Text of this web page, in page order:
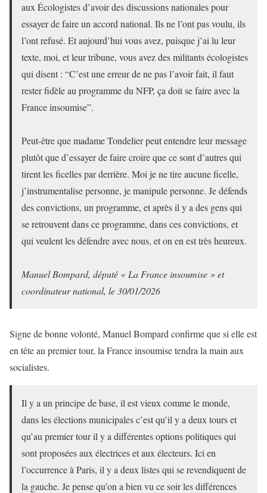
aux Écologistes d’avoir des discussions nationales pour
essayer de faire un accord national. Ils ne l’ont pas voulu, ils
l’ont refusé. Et aujourd’hui vous avez, puisque j’ai lu leur
texte, moi, et leur tribune, vous avez des militants écologistes
qui disent : “C’est une erreur de ne pas l’avoir fait, il faut
rester fidèle au programme du NFP, ça doit se faire avec la
France insoumise”.
Peut-être que madame Tondelier peut entendre leur message
plutôt que d’essayer de faire croire que ce sont d’autres qui
tirent les ficelles par derrière. Moi je ne tire aucune ficelle,
j’instrumentalise personne, je manipule personne. Je défends
des convictions, un programme, et après il y a des gens qui
se retrouvent dans ce programme, dans ces convictions, et
qui veulent les défendre avec nous, et on en est très heureux.
Manuel Bompard, député « La France insoumise » et
coordinateur national, le 30/01/2026
Signe de bonne volonté, Manuel Bompard confirme que si elle est
en tête au premier tour, la France insoumise tendra la main aux
socialistes.
Il y a un principe de base, il est vieux comme le monde,
dans les élections municipales c’est qu’il y a deux tours et
qu’au premier tour il y a différentes options politiques qui
sont proposées aux électrices et aux électeurs. Ici en
l’occurrence à Paris, il y a deux listes qui se revendiquent de
la gauche. Je pense qu’on a bien vu ce soir les différences